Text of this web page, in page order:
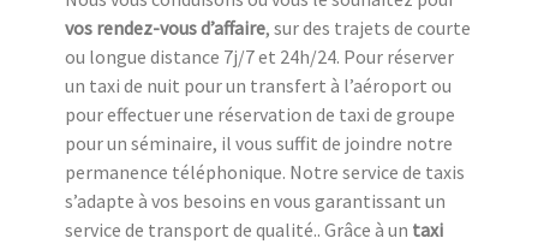
vos rendez-vous d’affaire, sur des trajets de courte
ou longue distance 7j/7 et 24h/24. Pour réserver
un taxi de nuit pour un transfert à l’aéroport ou
pour effectuer une réservation de taxi de groupe
pour un séminaire, il vous suffit de joindre notre
permanence téléphonique. Notre service de taxis
s’adapte à vos besoins en vous garantissant un
service de transport de qualité.. Grâce à un taxi